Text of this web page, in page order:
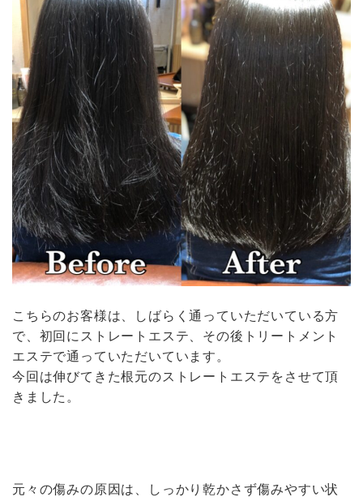
こちらのお客様は、しばらく通っていただいている方
で、初回にストレートエステ、その後トリートメント
エステで通っていただいています。
今回は伸びてきた根元のストレートエステをさせて頂
きました。
元々の傷みの原因は、しっかり乾かさず傷みやすい状